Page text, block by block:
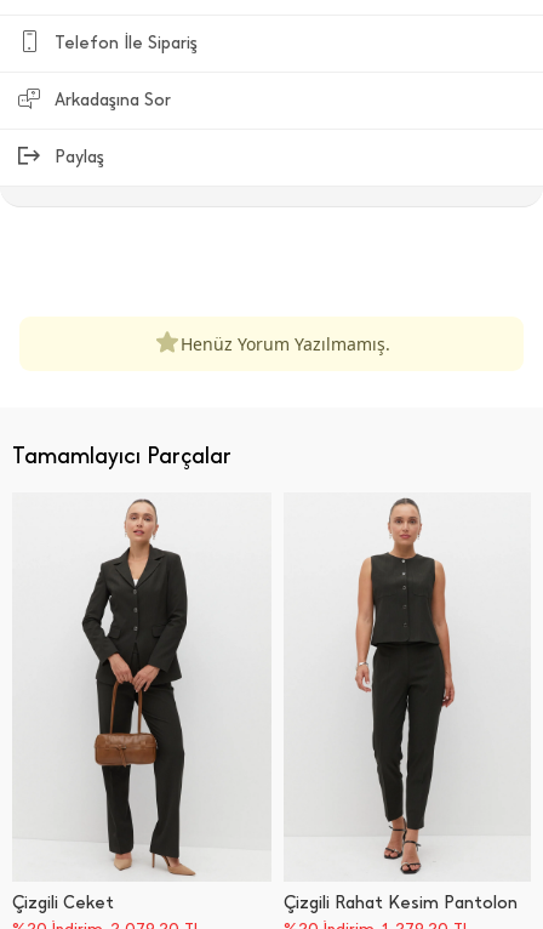
Telefon İle Sipariş
Arkadaşına Sor
Paylaş
Henüz Yorum Yazılmamış.
Tamamlayıcı Parçalar
Çizgili Ceket Çizgili Rahat Kesim Pantolon